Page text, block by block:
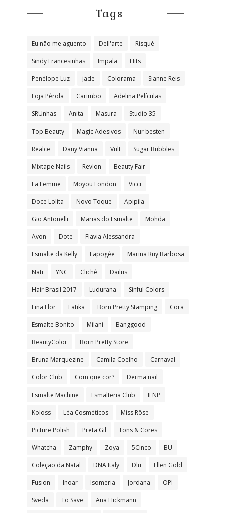
Tags
Eu não me aguento Dell'arte Risqué
Sindy Francesinhas Impala Hits
Penélope Luz jade Colorama Sianne Reis
Loja Pérola Carimbo Adelina Películas
SRUnhas Anita Masura Studio 35
Top Beauty Magic Adesivos Nur besten
Realce Dany Vianna Vult Sugar Bubbles
Mixtape Nails Revlon Beauty Fair
La Femme Moyou London Vicci
Doce Lolita Novo Toque Apipila
Gio Antonelli Marias do Esmalte Mohda
Avon Dote Flavia Alessandra
Esmalte da Kelly Lapogée Marina Ruy Barbosa
Nati YNC Cliché Dailus
Hair Brasil 2017 Ludurana Sinful Colors
Fina Flor Latika Born Pretty Stamping Cora
Esmalte Bonito Milani Banggood
BeautyColor Born Pretty Store
Bruna Marquezine Camila Coelho Carnaval
Color Club Com que cor? Derma nail
Esmalte Machine Esmalteria Club ILNP
Koloss Léa Cosméticos Miss Rôse
Picture Polish Preta Gil Tons & Cores
Whatcha Zamphy Zoya 5Cinco BU
Coleção da Natal DNA Italy Dlu Ellen Gold
Fusion Inoar Isomeria Jordana OPI
Sveda To Save Ana Hickmann